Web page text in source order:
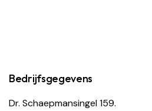
Bedrijfsgegevens
Dr. Schaepmansingel 159.